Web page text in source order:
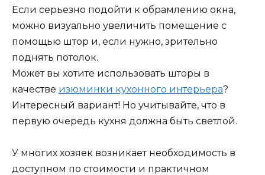
Если серьезно подойти к обрамлению окна,
можно визуально увеличить помещение с
помощью штор и, если нужно, зрительно
поднять потолок.
Может вы хотите использовать шторы в
качестве изюминки кухонного интерьера?
Интересный вариант! Но учитывайте, что в
первую очередь кухня должна быть светлой.
У многих хозяек возникает необходимость в
доступном по стоимости и практичном